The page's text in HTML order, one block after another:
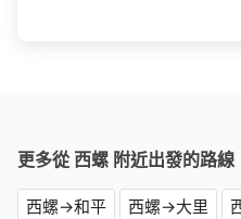
更多從 西螺 附近出發的路線
西螺→和平 西螺→大里